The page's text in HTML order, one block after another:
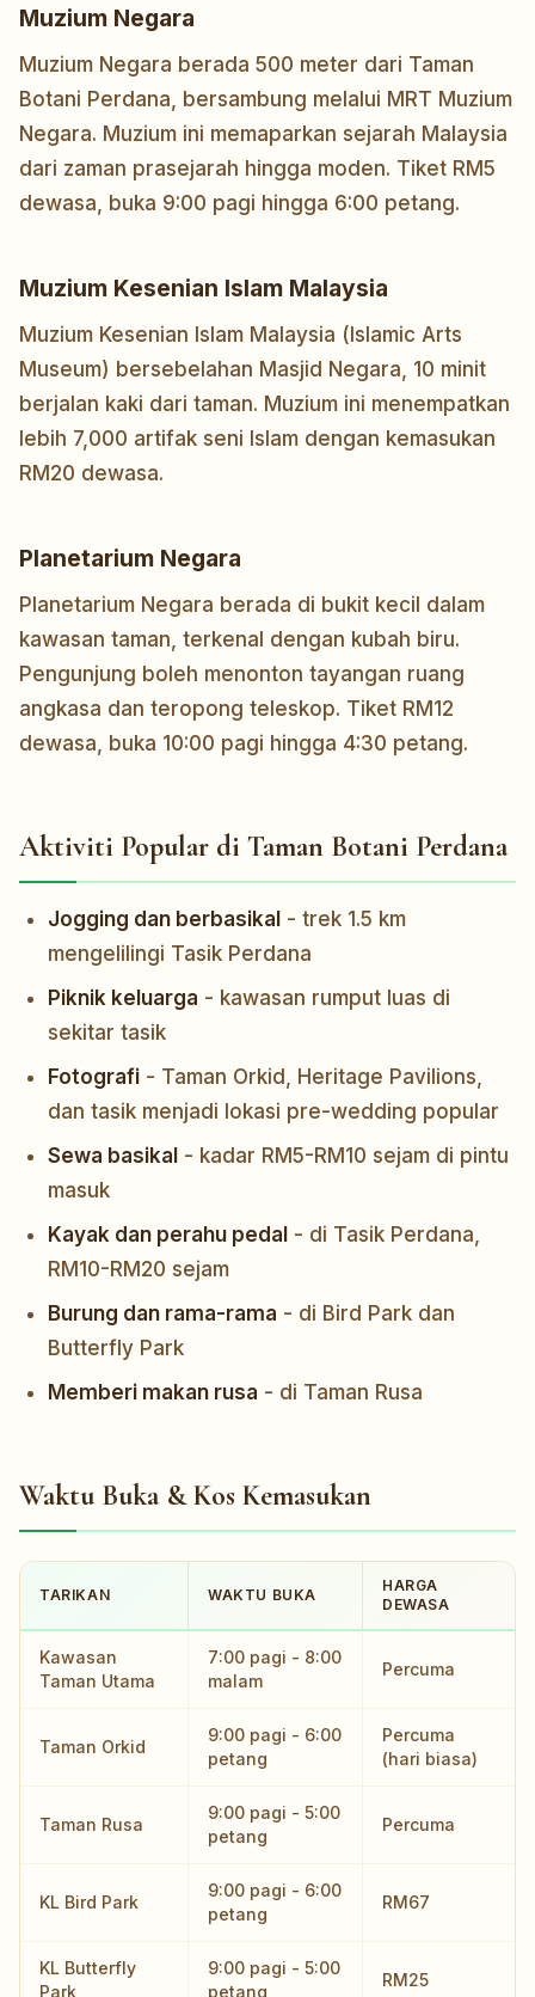
Muzium Negara
Muzium Negara berada 500 meter dari Taman
Botani Perdana, bersambung melalui MRT Muzium
Negara. Muzium ini memaparkan sejarah Malaysia
dari zaman prasejarah hingga moden. Tiket RM5
dewasa, buka 9:00 pagi hingga 6:00 petang.
Muzium Kesenian Islam Malaysia
Muzium Kesenian Islam Malaysia (Islamic Arts
Museum) bersebelahan Masjid Negara, 10 minit
berjalan kaki dari taman. Muzium ini menempatkan
lebih 7,000 artifak seni Islam dengan kemasukan
RM20 dewasa.
Planetarium Negara
Planetarium Negara berada di bukit kecil dalam
kawasan taman, terkenal dengan kubah biru.
Pengunjung boleh menonton tayangan ruang
angkasa dan teropong teleskop. Tiket RM12
dewasa, buka 10:00 pagi hingga 4:30 petang.
Aktiviti Popular di Taman Botani Perdana
Jogging dan berbasikal - trek 1.5 km
mengelilingi Tasik Perdana
Piknik keluarga - kawasan rumput luas di
sekitar tasik
Fotografi - Taman Orkid, Heritage Pavilions,
dan tasik menjadi lokasi pre-wedding popular
Sewa basikal - kadar RM5-RM10 sejam di pintu
masuk
Kayak dan perahu pedal - di Tasik Perdana,
RM10-RM20 sejam
Burung dan rama-rama - di Bird Park dan
Butterfly Park
Memberi makan rusa - di Taman Rusa
Waktu Buka & Kos Kemasukan
TARIKAN WAKTU BUKA
HARGA
DEWASA
Kawasan
Taman Utama
7:00 pagi - 8:00
malam
Percuma
Taman Orkid
9:00 pagi - 6:00
petang
Percuma
(hari biasa)
Taman Rusa
9:00 pagi - 5:00
petang
Percuma
KL Bird Park
9:00 pagi - 6:00
petang
RM67
KL Butterfly
Park
9:00 pagi - 5:00
petang
RM25